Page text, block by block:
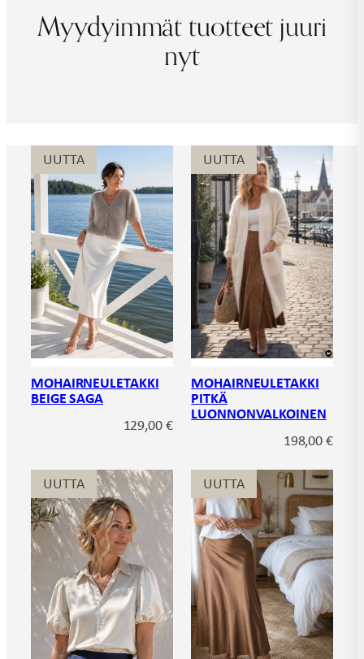
Myydyimmät tuotteet juuri
nyt
UUTTA
MOHAIRNEULETAKKI
BEIGE SAGA
129,00€
UUTTA
MOHAIRNEULETAKKI
PITKÄ
LUONNONVALKOINEN
198,00€
UUTTA UUTTA